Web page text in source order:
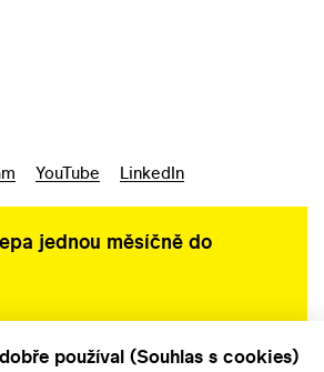
YouTube LinkedIn
jednou měsíčně do
používal (Souhlas s cookies)